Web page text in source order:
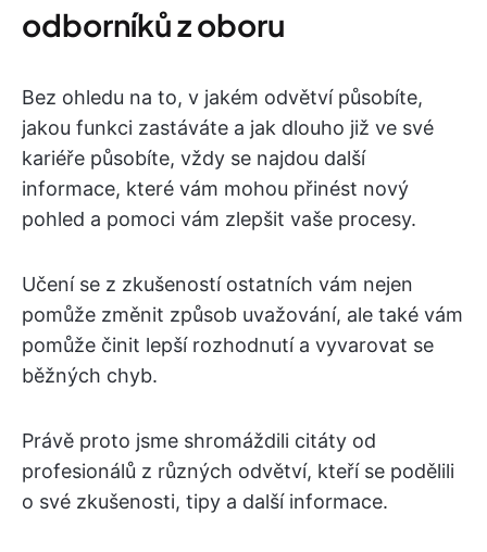
odborníků z oboru
Bez ohledu na to, v jakém odvětví působíte,
jakou funkci zastáváte a jak dlouho již ve své
kariéře působíte, vždy se najdou další
informace, které vám mohou přinést nový
pohled a pomoci vám zlepšit vaše procesy.
Učení se z zkušeností ostatních vám nejen
pomůže změnit způsob uvažování, ale také vám
pomůže činit lepší rozhodnutí a vyvarovat se
běžných chyb.
Právě proto jsme shromáždili citáty od
profesionálů z různých odvětví, kteří se podělili
o své zkušenosti, tipy a další informace.